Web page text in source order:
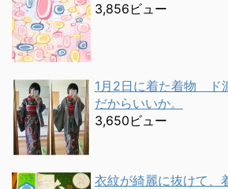
3,856ビュー
1月2日に着た着物 ド
だからいいか。
3,650ビュー
衣紋が綺麗に抜けて、